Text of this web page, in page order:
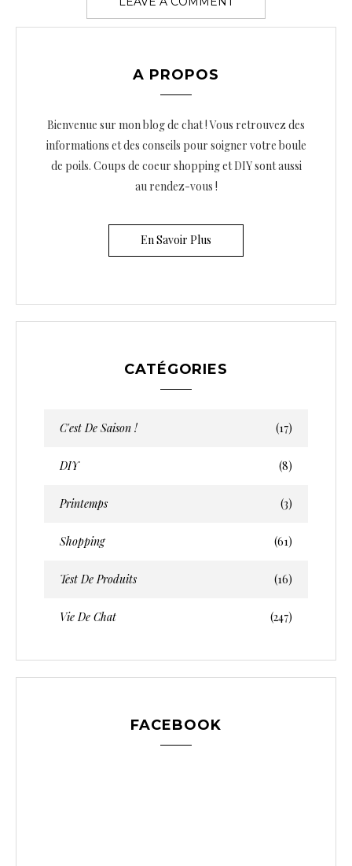
A PROPOS
Bienvenue sur mon blog de chat ! Vous retrouvez des
informations et des conseils pour soigner votre boule
de poils. Coups de coeur shopping et DIY sont aussi
au rendez-vous !
En Savoir Plus
CATÉGORIES
C'est De Saison ! (17)
DIY (8)
Printemps (3)
Shopping (61)
Test De Produits (16)
Vie De Chat (247)
FACEBOOK